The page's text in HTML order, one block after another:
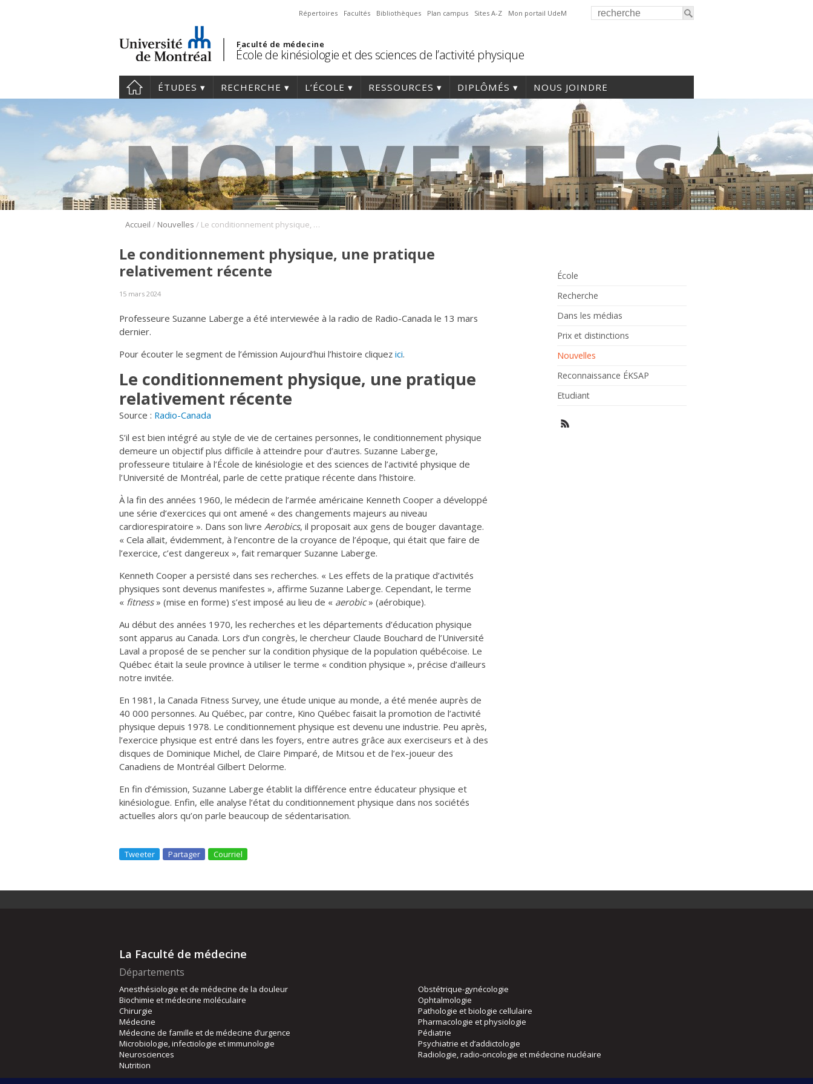
Répertoires Facultés Bibliothèques Plan campus Sites A-Z Mon portail UdeM
Faculté de médecine
École de kinésiologie et des sciences de l’activité physique
ÉTUDES RECHERCHE L’ÉCOLE RESSOURCES DIPLÔMÉS NOUS JOINDRE
Accueil / Nouvelles / Le conditionnement physique, une pratique relativement récente
École
Recherche
Dans les médias
Prix et distinctions
Nouvelles
Reconnaissance ÉKSAP
Etudiant
Le conditionnement physique, une pratique
relativement récente
15 mars 2024
Professeure Suzanne Laberge a été interviewée à la radio de Radio-Canada le 13 mars
dernier.
Pour écouter le segment de l’émission Aujourd’hui l’histoire cliquez ici.
Le conditionnement physique, une pratique
relativement récente
Source : Radio-Canada
S’il est bien intégré au style de vie de certaines personnes, le conditionnement physique
demeure un objectif plus difficile à atteindre pour d’autres. Suzanne Laberge,
professeure titulaire à l’École de kinésiologie et des sciences de l’activité physique de
l’Université de Montréal, parle de cette pratique récente dans l’histoire.
À la fin des années 1960, le médecin de l’armée américaine Kenneth Cooper a développé
une série d’exercices qui ont amené « des changements majeurs au niveau
cardiorespiratoire ». Dans son livre Aerobics, il proposait aux gens de bouger davantage.
« Cela allait, évidemment, à l’encontre de la croyance de l’époque, qui était que faire de
l’exercice, c’est dangereux », fait remarquer Suzanne Laberge.
Kenneth Cooper a persisté dans ses recherches. « Les effets de la pratique d’activités
physiques sont devenus manifestes », affirme Suzanne Laberge. Cependant, le terme
« fitness» (mise en forme) s’est imposé au lieu de « aerobic» (aérobique).
Au début des années 1970, les recherches et les départements d’éducation physique
sont apparus au Canada. Lors d’un congrès, le chercheur Claude Bouchard de l’Université
Laval a proposé de se pencher sur la condition physique de la population québécoise. Le
Québec était la seule province à utiliser le terme « condition physique », précise d’ailleurs
notre invitée.
En 1981, la Canada Fitness Survey, une étude unique au monde, a été menée auprès de
40 000 personnes. Au Québec, par contre, Kino Québec faisait la promotion de l’activité
physique depuis 1978. Le conditionnement physique est devenu une industrie. Peu après,
l’exercice physique est entré dans les foyers, entre autres grâce aux exerciseurs et à des
disques de Dominique Michel, de Claire Pimparé, de Mitsou et de l’ex-joueur des
Canadiens de Montréal Gilbert Delorme.
En fin d’émission, Suzanne Laberge établit la différence entre éducateur physique et
kinésiologue. Enfin, elle analyse l’état du conditionnement physique dans nos sociétés
actuelles alors qu’on parle beaucoup de sédentarisation.
Tweeter Partager Courriel
La Faculté de médecine
Départements
Anesthésiologie et de médecine de la douleur
Biochimie et médecine moléculaire
Chirurgie
Médecine
Médecine de famille et de médecine d’urgence
Microbiologie, infectiologie et immunologie
Neurosciences
Nutrition
Obstétrique-gynécologie
Ophtalmologie
Pathologie et biologie cellulaire
Pharmacologie et physiologie
Pédiatrie
Psychiatrie et d’addictologie
Radiologie, radio-oncologie et médecine nucléaire